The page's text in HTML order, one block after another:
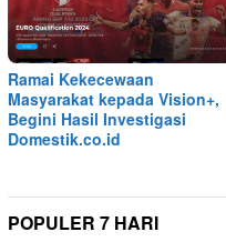
Ramai Kekecewaan
Masyarakat kepada Vision+,
Begini Hasil Investigasi
Domestik.co.id
POPULER 7 HARI